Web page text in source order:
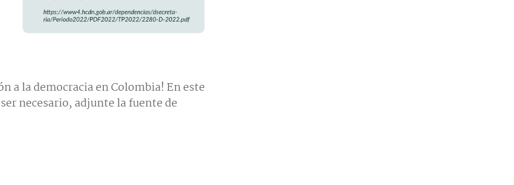
a la democracia en Colombia! En este
necesario, adjunte la fuente de